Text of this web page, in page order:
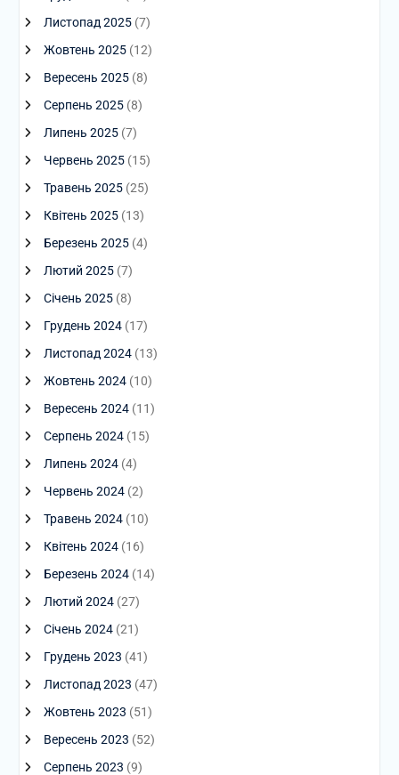
Листопад 2025(7)
Жовтень 2025(12)
Вересень 2025(8)
Серпень 2025(8)
Липень 2025(7)
Червень 2025(15)
Травень 2025(25)
Квітень 2025(13)
Березень 2025(4)
Лютий 2025(7)
Січень 2025(8)
Грудень 2024(17)
Листопад 2024(13)
Жовтень 2024(10)
Вересень 2024(11)
Серпень 2024(15)
Липень 2024(4)
Червень 2024(2)
Травень 2024(10)
Квітень 2024(16)
Березень 2024(14)
Лютий 2024(27)
Січень 2024(21)
Грудень 2023 (41)
Листопад 2023 (47)
Жовтень 2023 (51)
Вересень 2023 (52)
Серпень 2023 (9)